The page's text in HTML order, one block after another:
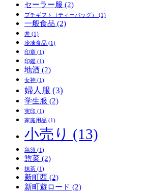
セーラー服 (2)
プチギフト（ティーバッグ） (1)
一般食品 (2)
丼 (1)
冷凍食品 (1)
印章 (1)
印鑑 (1)
地酒 (2)
女神 (1)
婦人服 (3)
学生服 (2)
実印 (1)
家庭用品 (1)
小売り (13)
急須 (1)
惣菜 (2)
抹茶 (1)
新町西 (2)
新町遊ロード (2)